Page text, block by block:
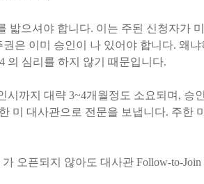
밟으셔야 합니다. 이는 주된 신청자가
은 이미 승인이 나 있어야 합니다. 왜
의 심리를 하지 않기 때문입니다.
까지 대략 3~4개월정도 소요되며, 승
미 대사관으로 전문을 보냅니다. 주한
오픈되지 않아도 대사관 Follow-to-